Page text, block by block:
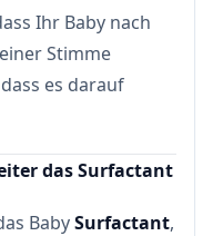
Ihr Baby nach
Stimme
es darauf
das Surfactant
BabySurfactant,